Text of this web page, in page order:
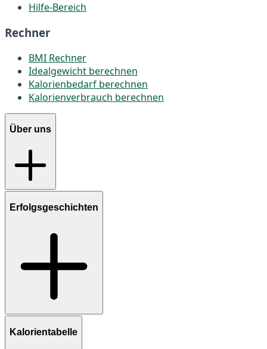
Hilfe-Bereich
Rechner
BMI Rechner
Idealgewicht berechnen
Kalorienbedarf berechnen
Kalorienverbrauch berechnen
Über uns
Erfolgsgeschichten
Kalorientabelle